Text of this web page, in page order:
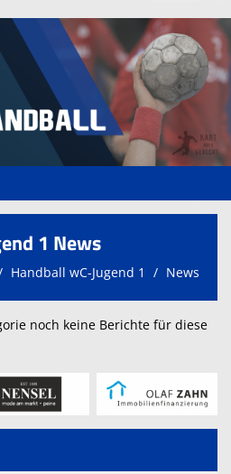
1 News
Handball wC-Jugend 1 News
noch keine Berichte für diese